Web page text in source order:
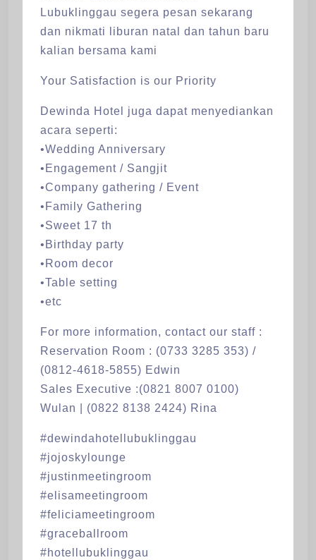
Lubuklinggau segera pesan sekarang
dan nikmati liburan natal dan tahun baru
kalian bersama kami
Your Satisfaction is our Priority
Dewinda Hotel juga dapat menyediankan
acara seperti:
•Wedding Anniversary
•Engagement / Sangjit
•Company gathering / Event
•Family Gathering
•Sweet 17 th
•Birthday party
•Room decor
•Table setting
•etc
For more information, contact our staff :
Reservation Room : (0733 3285 353) /
(0812-4618-5855) Edwin
Sales Executive :(0821 8007 0100)
Wulan | (0822 8138 2424) Rina
#dewindahotellubuklinggau
#jojoskylounge
#justinmeetingroom
#elisameetingroom
#feliciameetingroom
#graceballroom
#hotellubuklinggau